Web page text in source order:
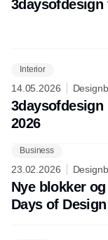
3daysofdesign
Interior
14.05.2026
3daysofdesign
2026
Business
23.02.2026
Nye blokker
Days of